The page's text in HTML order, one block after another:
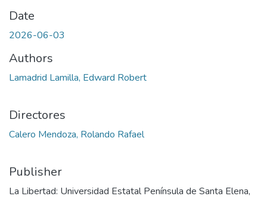
Date
2026-06-03
Authors
Lamadrid Lamilla, Edward Robert
Directores
Calero Mendoza, Rolando Rafael
Publisher
La Libertad: Universidad Estatal Península de Santa Elena,